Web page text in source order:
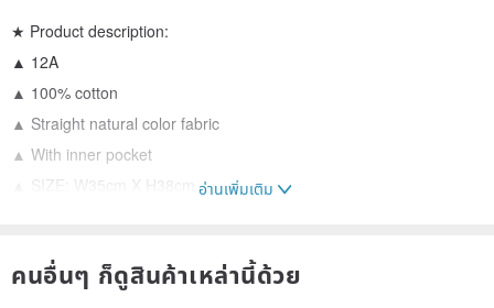
★ Product description:
▲ 12A
▲ 100% cotton
▲ Straight natural color fabric
▲ With inner pocket
▲ SIZE: W35cm X H38cm
อ่านเพิ่มเติม
คนอื่นๆ ก็ดูสินค้าเหล่านี้ด้วย